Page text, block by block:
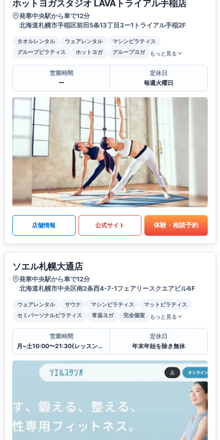
ホットヨガスタジオ LAVAトライアル手稲店
発寒中央駅から車で12分
北海道札幌市手稲区前田5条13丁目3ー1トライアル手稲2F
タオルレンタル ウェアレンタル
マシンピラティス
グループピラティス
ホットヨガ グループヨガ もっと見る
営業時間
ー
定休日
毎週火曜日
店舗情報 公式サイト 体験・相談予約
ソエル札幌大通店
発寒中央駅から車で12分
北海道札幌市中央区南2条西4-7-1フェアリースクエアビル6F
ウェアレンタル サウナ マシンピラティス
マットピラティス
セミパーソナルピラティス
常温ヨガ 完全個室 もっと見る
営業時間
月~土10:00〜21:30(レッスンは21:00まで),日祝10:30〜20:30(レッスンは20:00まで)
定休日
年末年始を除き無休